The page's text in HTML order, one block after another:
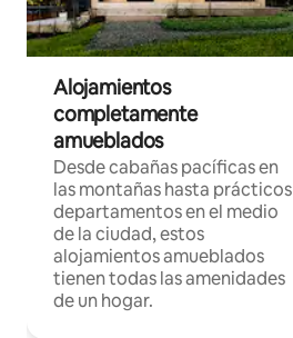
Alojamientos
completamente
amueblados
Desde cabañas pacíficas en
las montañas hasta prácticos
departamentos en el medio
de la ciudad, estos
alojamientos amueblados
tienen todas las amenidades
de un hogar.